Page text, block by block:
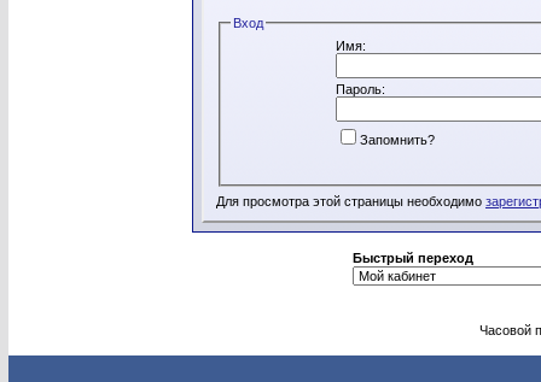
Вход
Имя:
Пароль:
Запомнить?
Для просмотра этой страницы необходимо
Быстрый переход
Часовой